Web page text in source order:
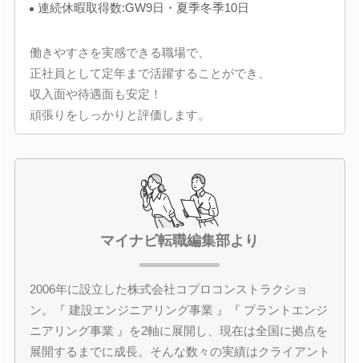
連続休暇取得数:GW9日・夏季冬季10日
働きやすさを実感できる職場で、
正社員として定年まで活躍することができ、
収入面や待遇面も安定！
頑張りをしっかりと評価します。
マイナビ転職編集部より
2006年に設立した株式会社コプロコンストラクショ
ン。『 建設エンジニアリング事業 』『 プラントエンジ
ニアリング事業 』を2軸に展開し、現在は全国に拠点を
展開するまでに成長。そんな数々の実績はクライアント